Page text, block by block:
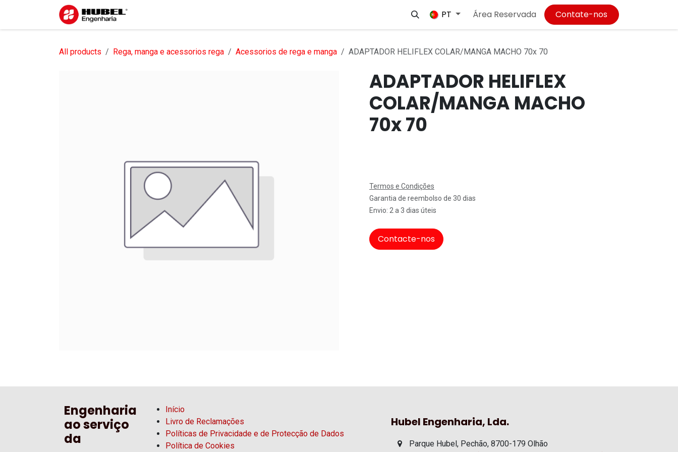
Pular para o conteúdo
Empregos
PT Área Reservada Contate-nos
All products Rega, manga e acessorios rega Acessorios de rega e manga ADAPTADOR HELIFLEX COLAR/MANGA MACHO 70x 70
ADAPTADOR HELIFLEX
COLAR/MANGA MACHO
70x 70
Termos e Condições
Garantia de reembolso de 30 dias
Envio: 2 a 3 dias úteis
Contacte-nos
Hubel Engenharia, Lda.
Parque Hubel, Pechão, 8700-179 Olhão
Engenharia
ao serviço
da
Início
Livro de Reclamações
Políticas de Privacidade e de Protecção de Dados
Política de Cookies